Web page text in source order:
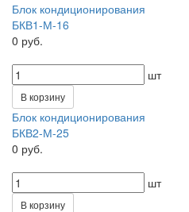
Блок кондиционирования
БКВ1-М-16
0 руб.
шт
В корзину
Блок кондиционирования
БКВ2-М-25
0 руб.
шт
В корзину